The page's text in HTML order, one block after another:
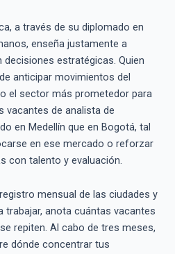
a través de su diplomado en
enseña justamente a
estratégicas. Quien
anticipar movimientos del
el sector más prometedor para
vacantes de analista de
en Medellín que en Bogotá, tal
en ese mercado o reforzar
con talento y evaluación.
mensual de las ciudades y
anota cuántas vacantes
repiten. Al cabo de tres meses,
dónde concentrar tus